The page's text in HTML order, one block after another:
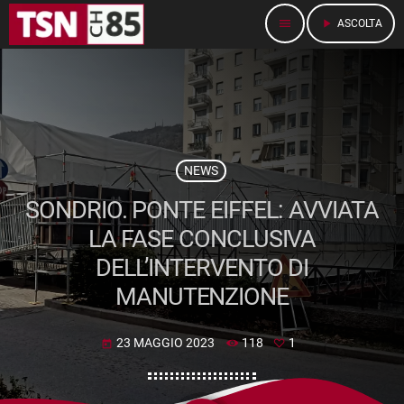
menu play_arrow ASCOLTA
NEWS
SONDRIO. PONTE EIFFEL: AVVIATA
LA FASE CONCLUSIVA
DELL’INTERVENTO DI
MANUTENZIONE
today 23 MAGGIO 2023 118 1